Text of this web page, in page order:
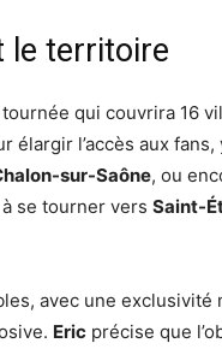
le territoire
qui couvrira 16
élargir l’accès aux
sur-Saône, ou
se tourner vers Saint-
avec une exclusivité
Eric précise que